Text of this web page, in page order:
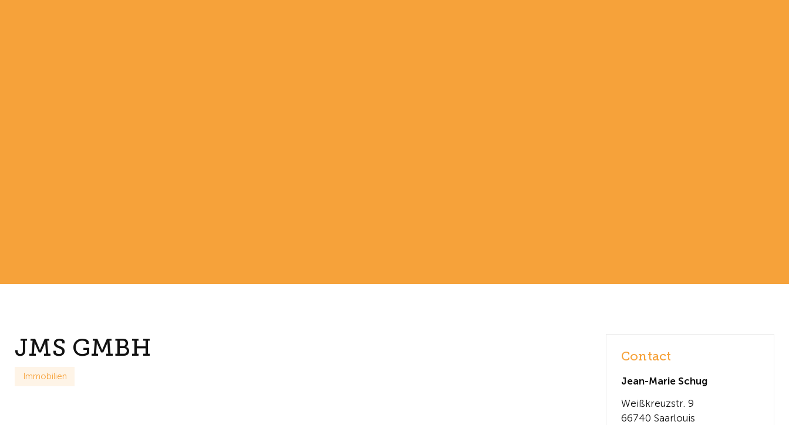
JMS GMBH
Immobilien
Contact
Jean-Marie Schug
Weißkreuzstr. 9
66740 Saarlouis